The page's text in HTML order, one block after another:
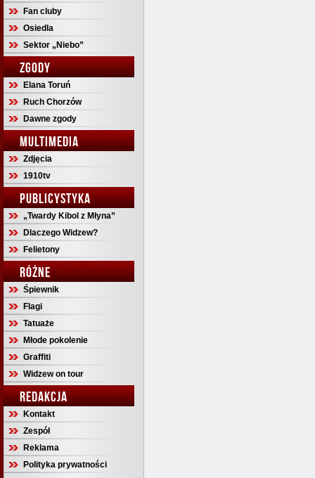
Fan cluby
Osiedla
Sektor „Niebo”
ZGODY
Elana Toruń
Ruch Chorzów
Dawne zgody
MULTIMEDIA
Zdjęcia
1910tv
PUBLICYSTYKA
„Twardy Kibol z Młyna”
Dlaczego Widzew?
Felietony
RÓŻNE
Śpiewnik
Flagi
Tatuaże
Młode pokolenie
Graffiti
Widzew on tour
REDAKCJA
Kontakt
Zespół
Reklama
Polityka prywatności